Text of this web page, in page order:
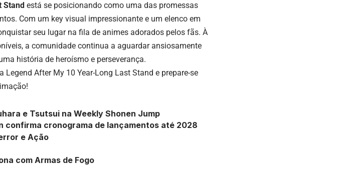
Stand está se posicionando como uma das promessas
Com um key visual impressionante e um elenco em
seu lugar na fila de animes adorados pelos fãs. À
a comunidade continua a aguardar ansiosamente
história de heroísmo e perseverança.
a Legend After My 10 Year-Long Last Stand e prepare-se
e Tsutsui na Weekly Shonen Jump
confirma cronograma de lançamentos até 2028
e Ação
com Armas de Fogo